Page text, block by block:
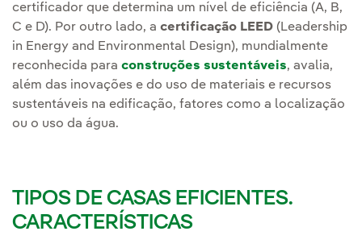
certificador que determina um nível de eficiência (A, B,
C e D). Por outro lado, a certificação LEED (Leadership
in Energy and Environmental Design), mundialmente
reconhecida para construções sustentáveis, avalia,
além das inovações e do uso de materiais e recursos
sustentáveis na edificação, fatores como a localização
ou o uso da água.
TIPOS DE CASAS EFICIENTES.
CARACTERÍSTICAS